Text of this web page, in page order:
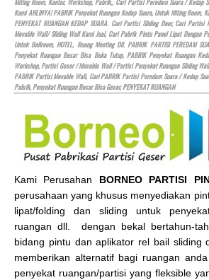
Miting Room, Kantor, Workshop, Pabrik,, Cari Partisi Peredam Suara / Kedap
Kami AHLINYA! PABRIK Penyekat Ruangan Kedap Suara, Untuk Miting Room,
PENYEKAT RUANGAN KEDAP SUARA. Cari Partisi Sliding Door, Cari
Movable Wall/ Sliding Wall Kami Jual, Cari Pabrik Pintu Panel Lipat Dengan
Untuk Ballroom,HOTEL, Ruang Meeting Dll. PABRIK PARTISI PEREDAM
Penyekat Ruangan Besar Bisa Buka Tutup, PABRIK Penyekat Ruangan
Workshop, Partisi Geser / Movable Wall / Partisi Penyekat Ruangan Sliding
PABRIK Partisi Movable Wall, Cari PABRIK Partisi Peredam Suara / Kedap
Pabrik, Penyekat Ruangan Besar Bisa Geser, PENYEKAT RUANGAN
Kami Perusahan BORNEO PARTISI
perusahaan yang khusus menyediakan
lipat/folding dan sliding untuk
ruangan dll. dengan bekal bertahun-
bidang pintu dan aplikator rel bail sliding
memberikan alternatif bagi ruangan
penyekat ruangan/partisi yang fleksible